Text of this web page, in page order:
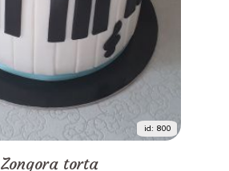
id: 800
Zongora torta